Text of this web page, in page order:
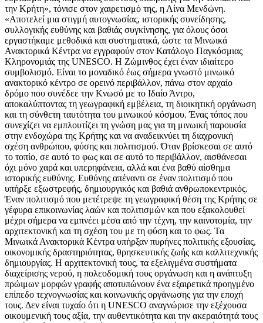
την Κρήτη», τόνισε στον χαιρετισμό της, η Λίνα Μενδώνη.
«Αποτελεί μια στιγμή αυτογνωσίας, ιστορικής συνείδησης,
συλλογικής ευθύνης και βαθιάς συγκίνησης, για όλους όσοι
εργαστήκαμε μεθοδικά και συστηματικά, ώστε τα Μινωικά
Ανακτορικά Κέντρα να εγγραφούν στον Κατάλογο Παγκόσμιας
Κληρονομιάς της UNESCO. Η Ζώμινθος έχει έναν ιδιαίτερο
συμβολισμό. Είναι το μοναδικό έως σήμερα γνωστό μινωικό
ανακτορικό κέντρο σε ορεινό περιβάλλον, πάνω στον αρχαίο
δρόμο που συνέδεε την Κνωσό με το Ιδαίο Άντρο,
αποκαλύπτοντας τη γεωγραφική εμβέλεια, τη διοικητική οργάνωση
και τη σύνθετη ταυτότητα του μινωικού κόσμου. Ένας τόπος που
συνεχίζει να εμπλουτίζει τη γνώση μας για τη μινωική παρουσία
στην ενδοχώρα της Κρήτης και να αναδεικνύει τη διαχρονική
σχέση ανθρώπου, φύσης και πολιτισμού. Όταν βρίσκεσαι σε αυτό
το τοπίο, σε αυτό το φως και σε αυτό το περιβάλλον, αισθάνεσαι
όχι μόνο χαρά και υπερηφάνεια, αλλά και ένα βαθύ αίσθημα
ιστορικής ευθύνης. Ευθύνης απέναντι σε έναν πολιτισμό που
υπήρξε εξωστρεφής, δημιουργικός και βαθιά ανθρωποκεντρικός.
Έναν πολιτισμό που μετέτρεψε τη γεωγραφική θέση της Κρήτης σε
γέφυρα επικοινωνίας λαών και πολιτισμών και που εξακολουθεί
μέχρι σήμερα να εμπνέει μέσα από την τέχνη, την καινοτομία, την
αρχιτεκτονική και τη σχέση του με τη φύση και το φως. Τα
Μινωικά Ανακτορικά Κέντρα υπήρξαν πυρήνες πολιτικής εξουσίας,
οικονομικής δραστηριότητας, θρησκευτικής ζωής και καλλιτεχνικής
δημιουργίας. Η αρχιτεκτονική τους, τα εξελιγμένα συστήματα
διαχείρισης νερού, η πολεοδομική τους οργάνωση και η ανάπτυξη
πρώιμων μορφών γραφής αποτυπώνουν ένα εξαιρετικά προηγμένο
επίπεδο τεχνογνωσίας και κοινωνικής οργάνωσης για την εποχή
τους. Δεν είναι τυχαίο ότι η UNESCO αναγνώρισε την εξέχουσα
οικουμενική τους αξία, την αυθεντικότητα και την ακεραιότητά τους